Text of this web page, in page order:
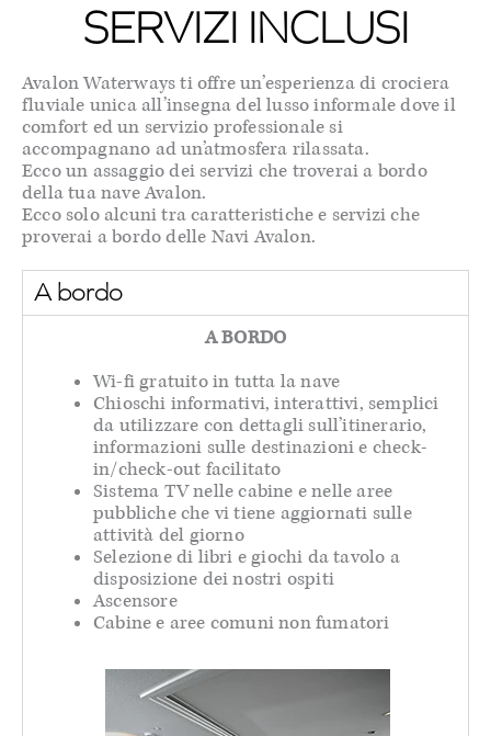
SERVIZI INCLUSI
Avalon Waterways ti offre un’esperienza di crociera
fluviale unica all’insegna del lusso informale dove il
comfort ed un servizio professionale si
accompagnano ad un’atmosfera rilassata.
Ecco un assaggio dei servizi che troverai a bordo
della tua nave Avalon.
Ecco solo alcuni tra caratteristiche e servizi che
proverai a bordo delle Navi Avalon.
A bordo
A BORDO
Wi-fi gratuito in tutta la nave
Chioschi informativi, interattivi, semplici
da utilizzare con dettagli sull’itinerario,
informazioni sulle destinazioni e check-
in/check-out facilitato
Sistema TV nelle cabine e nelle aree
pubbliche che vi tiene aggiornati sulle
attività del giorno
Selezione di libri e giochi da tavolo a
disposizione dei nostri ospiti
Ascensore
Cabine e aree comuni non fumatori